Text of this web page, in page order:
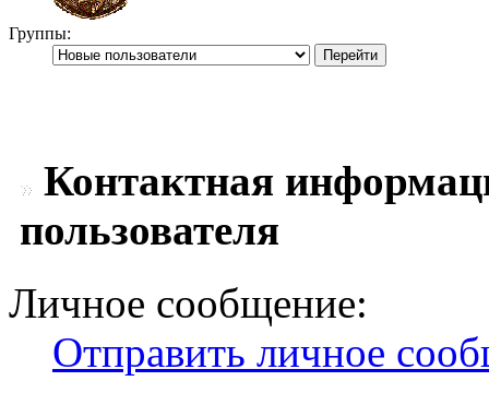
Группы:
Контактная
пользователя
Личное сообщение:
Отправить личное